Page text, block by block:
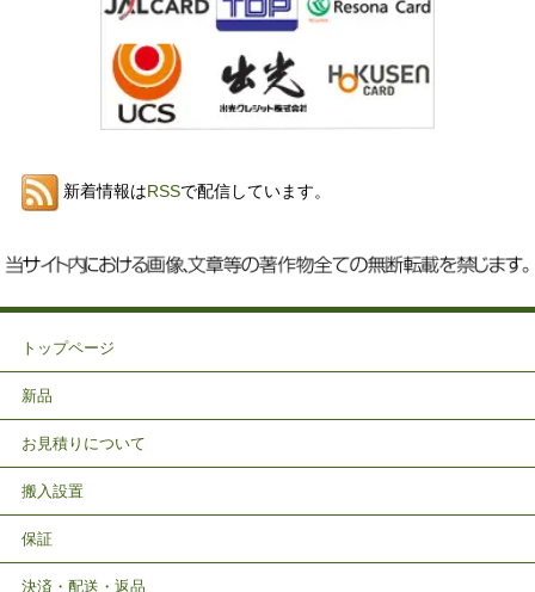
新着情報はRSSで配信しています。
トップページ
新品
お見積りについて
搬入設置
保証
決済・配送・返品